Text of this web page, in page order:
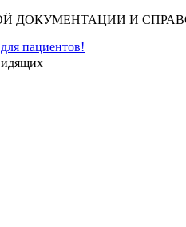
ДОКУМЕНТАЦИИ И
пациентов!